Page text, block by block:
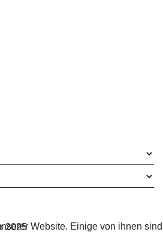
2025 Website. Einige von ihnen sind